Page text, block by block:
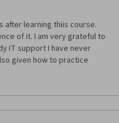
pertanyaan dari para
pembelajaran saya dan
baik. Selain itu, platform
Materi pelajaran
mudah untuk mengikuti
saya tentang topik
teknis, termasuk
after learning thiis course.
of it. I am very grateful to
IT support I have never
given how to practice
me like study in the
as possible like study